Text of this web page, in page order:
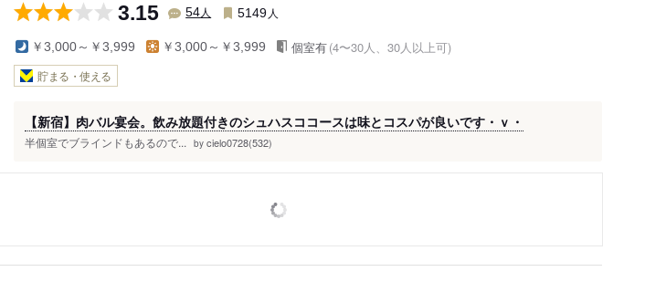
3.15 54人 5149 人
￥3,000～￥3,999 ￥3,000～￥3,999 個室有(4〜30人、30人以上可)
貯まる・使える
【新宿】肉バル宴会。飲み放題付きのシュハスココースは味とコスパが良いです・ｖ・
半個室でブラインドもあるので... by cielo0728(532)